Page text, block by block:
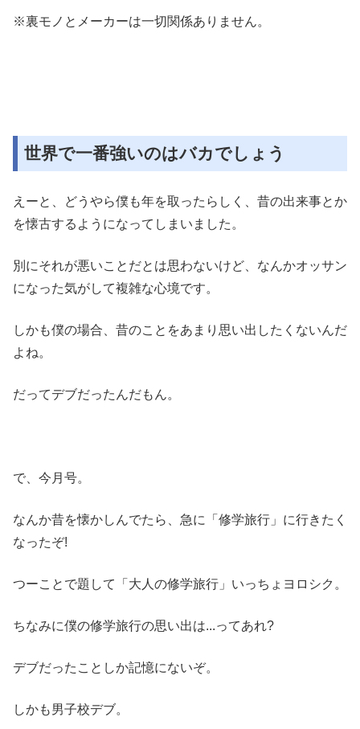
※裏モノとメーカーは一切関係ありません。
世界で一番強いのはバカでしょう
えーと、どうやら僕も年を取ったらしく、昔の出来事とか
を懐古するようになってしまいました。
別にそれが悪いことだとは思わないけど、なんかオッサン
になった気がして複雑な心境です。
しかも僕の場合、昔のことをあまり思い出したくないんだ
よね。
だってデブだったんだもん。
で、今月号。
なんか昔を懐かしんでたら、急に「修学旅行」に行きたく
なったぞ!
つーことで題して「大人の修学旅行」いっちょヨロシク。
ちなみに僕の修学旅行の思い出は...ってあれ?
デブだったことしか記憶にないぞ。
しかも男子校デブ。